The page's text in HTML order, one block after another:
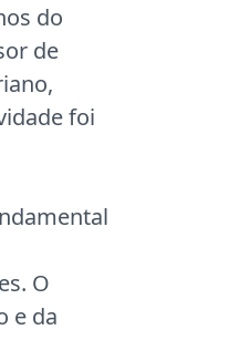
do
de
foi
O
e da